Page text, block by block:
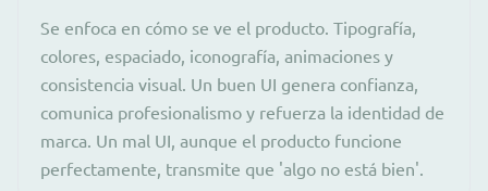
Se enfoca en cómo se ve el producto. Tipografía,
colores, espaciado, iconografía, animaciones y
consistencia visual. Un buen UI genera confianza,
comunica profesionalismo y refuerza la identidad de
marca. Un mal UI, aunque el producto funcione
perfectamente, transmite que 'algo no está bien'.